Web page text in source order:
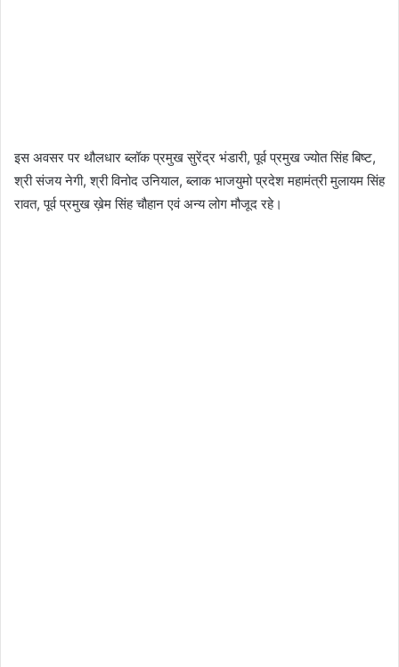
इस अवसर पर थौलधार ब्लॉक प्रमुख सुरेंद्र भंडारी, पूर्व प्रमुख ज्योत सिंह बिष्ट,
श्री संजय नेगी, श्री विनोद उनियाल, ब्लाक भाजयुमो प्रदेश महामंत्री मुलायम सिंह
रावत, पूर्व प्रमुख ख़ेम सिंह चौहान एवं अन्य लोग मौजूद रहे।